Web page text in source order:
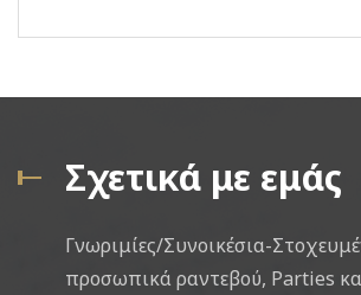
Σχετικά με εμάς
Γνωριμίες/Συνοικέσια-
προσωπικά ραντεβού, Parties